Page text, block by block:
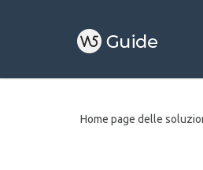
Home page delle